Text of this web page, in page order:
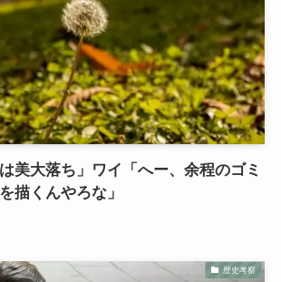
美大落ち」ワイ「へー、余程のゴミ
描くんやろな」
歴史考察